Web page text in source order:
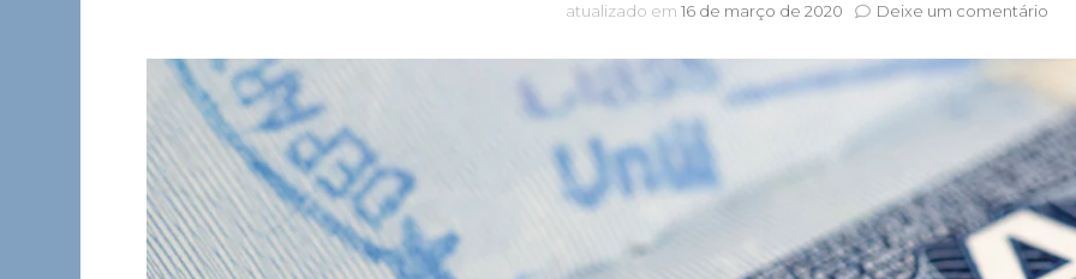
atualizado em 16 de março de 2020 Deixe um comentário
os
de